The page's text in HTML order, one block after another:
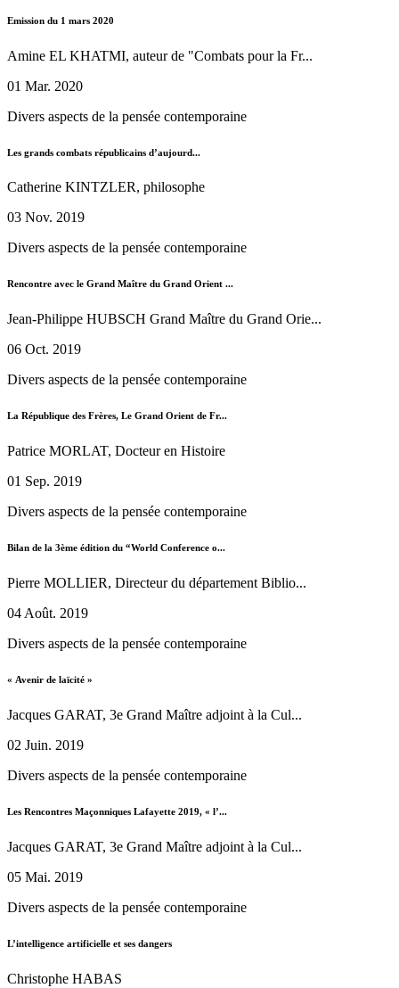
Emission du 1 mars 2020
Amine EL KHATMI, auteur de "Combats pour la Fr...
01 Mar. 2020
Divers aspects de la pensée contemporaine
Les grands combats républicains d’aujourd...
Catherine KINTZLER, philosophe
03 Nov. 2019
Divers aspects de la pensée contemporaine
Rencontre avec le Grand Maître du Grand Orient ...
Jean-Philippe HUBSCH Grand Maître du Grand Orie...
06 Oct. 2019
Divers aspects de la pensée contemporaine
La République des Frères, Le Grand Orient de Fr...
Patrice MORLAT, Docteur en Histoire
01 Sep. 2019
Divers aspects de la pensée contemporaine
Bilan de la 3ème édition du “World Conference o...
Pierre MOLLIER, Directeur du département Biblio...
04 Août. 2019
Divers aspects de la pensée contemporaine
« Avenir de laïcité »
Jacques GARAT, 3e Grand Maître adjoint à la Cul...
02 Juin. 2019
Divers aspects de la pensée contemporaine
Les Rencontres Maçonniques Lafayette 2019, « l’...
Jacques GARAT, 3e Grand Maître adjoint à la Cul...
05 Mai. 2019
Divers aspects de la pensée contemporaine
L’intelligence artificielle et ses dangers
Christophe HABAS